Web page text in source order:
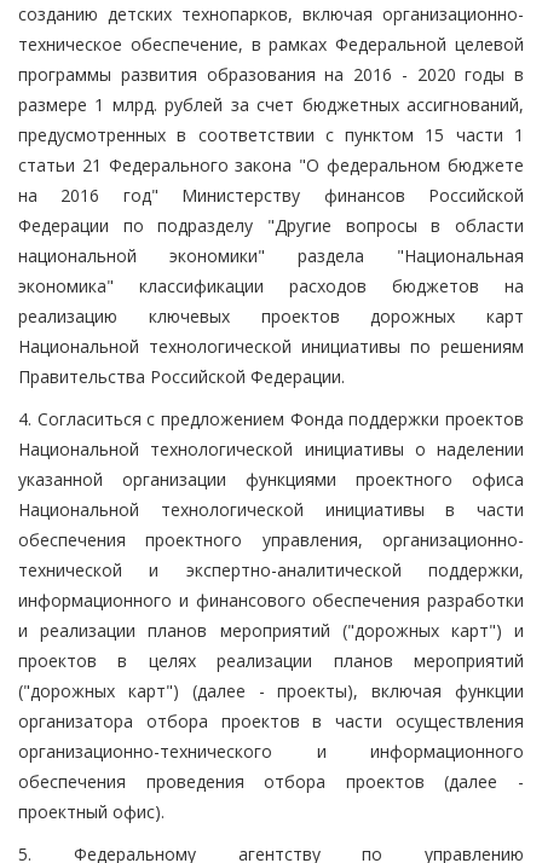
созданию детских технопарков, включая организационно-
техническое обеспечение, в рамках Федеральной целевой
программы развития образования на 2016 - 2020 годы в
размере 1 млрд. рублей за счет бюджетных ассигнований,
предусмотренных в соответствии с пунктом 15 части 1
статьи 21 Федерального закона "О федеральном бюджете
на 2016 год" Министерству финансов Российской
Федерации по подразделу "Другие вопросы в области
национальной экономики" раздела "Национальная
экономика" классификации расходов бюджетов на
реализацию ключевых проектов дорожных карт
Национальной технологической инициативы по решениям
Правительства Российской Федерации.
4. Согласиться с предложением Фонда поддержки проектов
Национальной технологической инициативы о наделении
указанной организации функциями проектного офиса
Национальной технологической инициативы в части
обеспечения проектного управления, организационно-
технической и экспертно-аналитической поддержки,
информационного и финансового обеспечения разработки
и реализации планов мероприятий ("дорожных карт") и
проектов в целях реализации планов мероприятий
("дорожных карт") (далее - проекты), включая функции
организатора отбора проектов в части осуществления
организационно-технического и информационного
обеспечения проведения отбора проектов (далее -
проектный офис).
5. Федеральному агентству по управлению